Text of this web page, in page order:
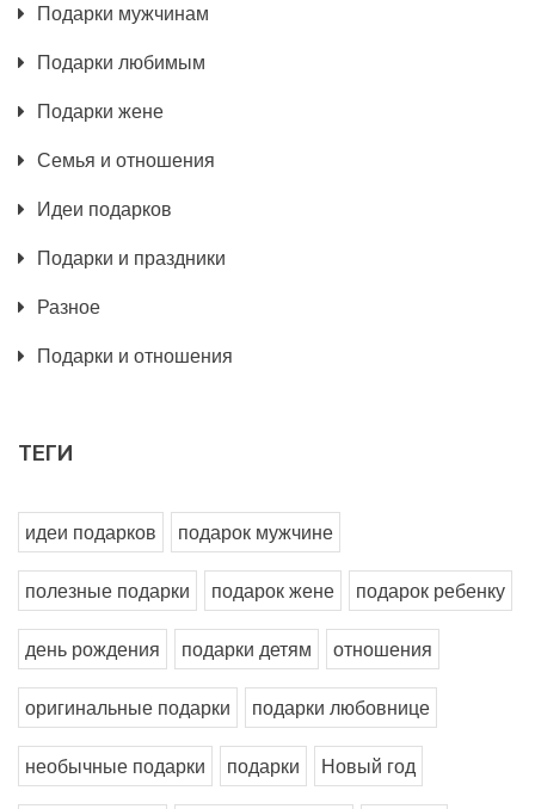
Подарки мужчинам
Подарки любимым
Подарки жене
Семья и отношения
Идеи подарков
Подарки и праздники
Разное
Подарки и отношения
ТЕГИ
идеи подарков подарок мужчине
полезные подарки подарок жене подарок ребенку
день рождения подарки детям отношения
оригинальные подарки подарки любовнице
необычные подарки подарки Новый год